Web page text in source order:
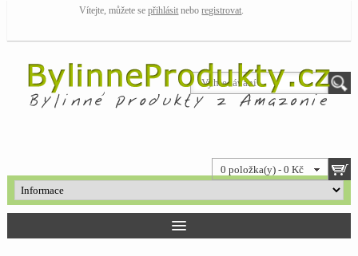
Vítejte, můžete sepřihlásit neboregistrovat.
0 položka(y) - 0 Kč